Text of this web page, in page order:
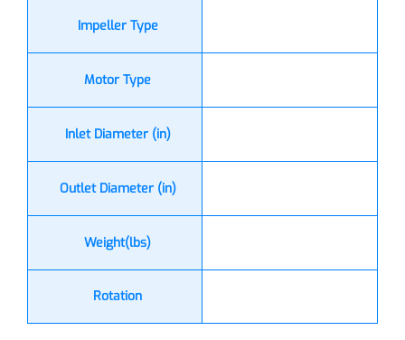
Impeller Type
Motor Type
Inlet Diameter (in)
Outlet Diameter (in)
Weight(lbs)
Rotation